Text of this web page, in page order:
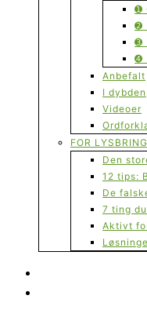
➊
➋
➌
➍
Anbefalt
I dybden
Videoer
FOR
Den
12 tips:
De
7 ting
Aktivt